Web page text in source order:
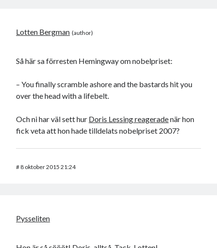
Lotten Bergman
Så här sa förresten Hemingway om nobelpriset:
– You finally scramble ashore and the bastards hit you
over the head with a lifebelt.
Och ni har väl sett hur Doris Lessing reageradenär hon
fick veta att hon hade tilldelats nobelpriset 2007?
# 8 oktober 2015 21:24
Pysseliten